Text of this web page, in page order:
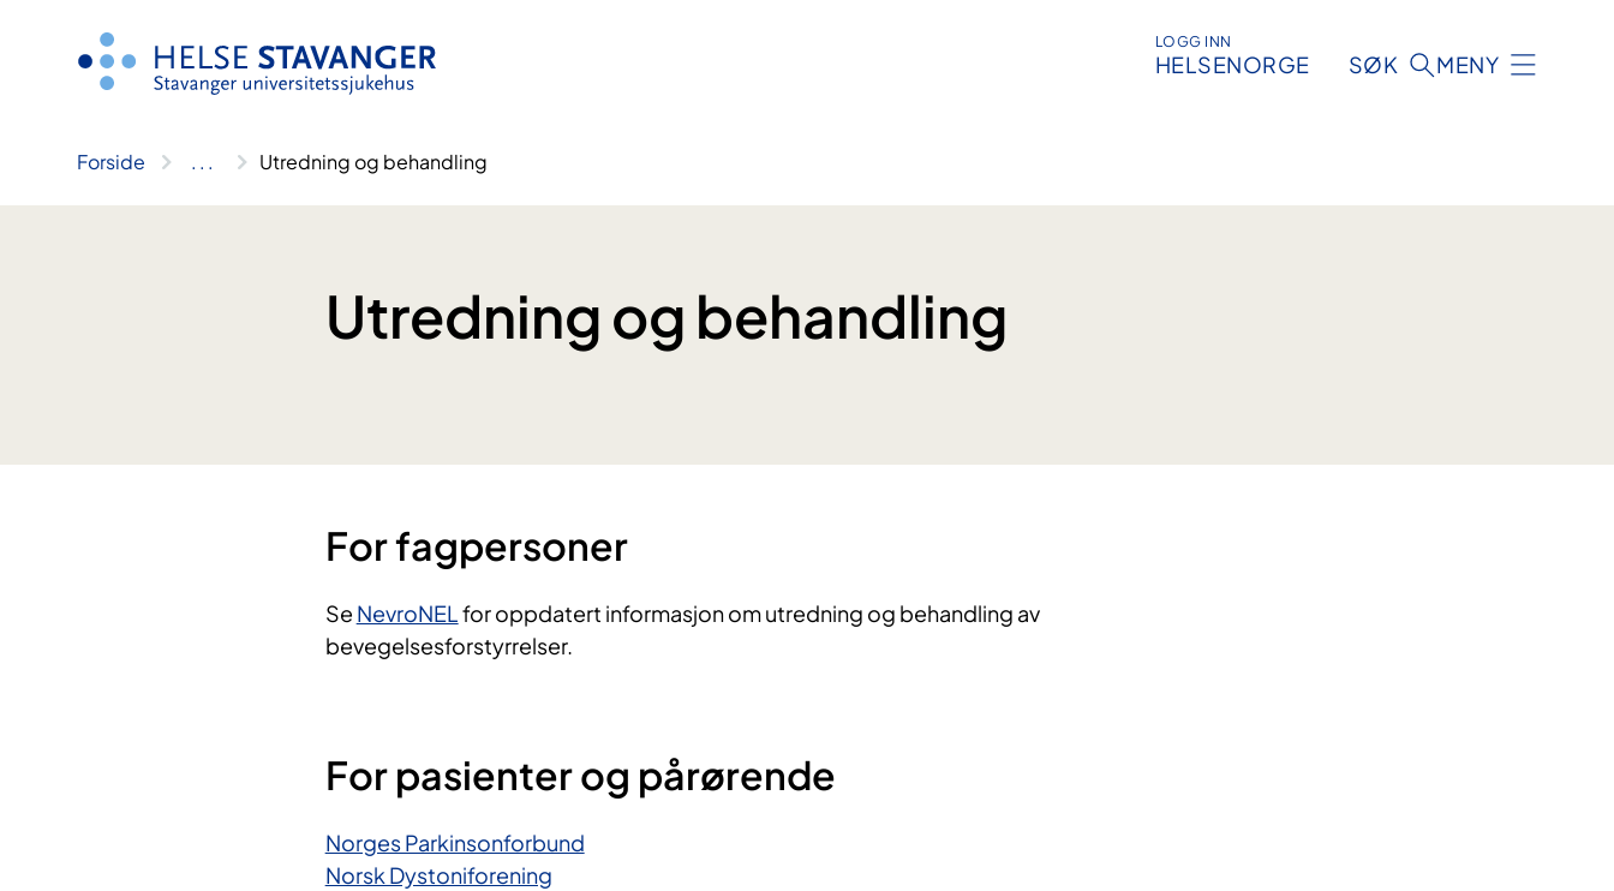
LOGG INN
HELSENORGE SØK MENY
Forside .. . Utredning og behandling
Utredning og behandling
For fagpersoner
Se NevroNELfor oppdatert informasjon om utredning og behandling av
bevegelsesforstyrrelser.
For pasienter og pårørende
Norges Parkinsonforbund
Norsk Dystoniforening